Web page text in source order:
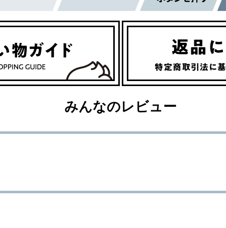
みんなのレビュー